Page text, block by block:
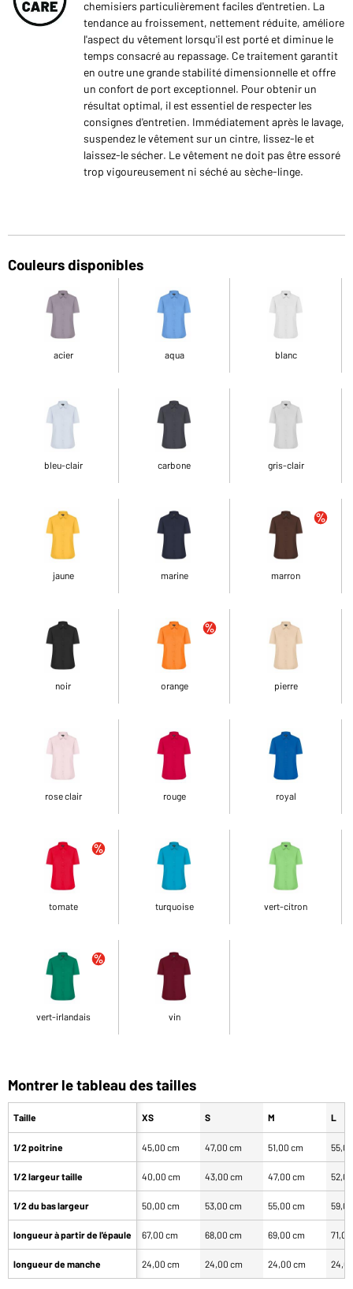
chemisiers particulièrement faciles d'entretien. La
tendance au froissement, nettement réduite, améliore
l'aspect du vêtement lorsqu'il est porté et diminue le
temps consacré au repassage. Ce traitement garantit
en outre une grande stabilité dimensionnelle et offre
un confort de port exceptionnel. Pour obtenir un
résultat optimal, il est essentiel de respecter les
consignes d'entretien. Immédiatement après le lavage,
suspendez le vêtement sur un cintre, lissez-le et
laissez-le sécher. Le vêtement ne doit pas être essoré
trop vigoureusement ni séché au sèche-linge.
Couleurs disponibles
acier aqua blanc
bleu-clair carbone gris-clair
jaune marine marron
noir orange pierre
rose clair rouge royal
tomate turquoise vert-citron
vert-irlandais vin
Montrer le tableau des tailles
Taille
1/2 poitrine
1/2 largeur taille
1/2 du bas largeur
longueur à partir de l'épaule
longueur de manche
XS S M L
45,00 cm 47,00 cm 51,00 cm
40,00 cm 43,00 cm 47,00 cm
50,00 cm 53,00 cm 55,00 cm
67,00 cm 68,00 cm 69,00 cm
24,00 cm 24,00 cm 24,00 cm